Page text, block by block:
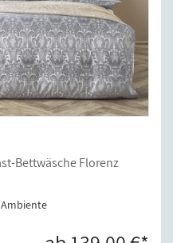
Bettwäsche Florenz